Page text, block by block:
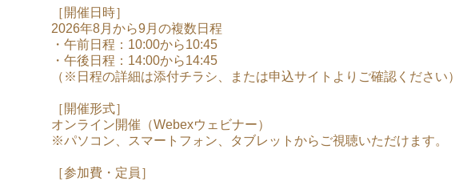
［開催日時］
2026年8月から9月の複数日程
・午前日程：10:00から10:45
・午後日程：14:00から14:45
（※日程の詳細は添付チラシ、または申込サイトよりご確認ください）
［開催形式］
オンライン開催（Webexウェビナー）
※パソコン、スマートフォン、タブレットからご視聴いただけます。
［参加費・定員］